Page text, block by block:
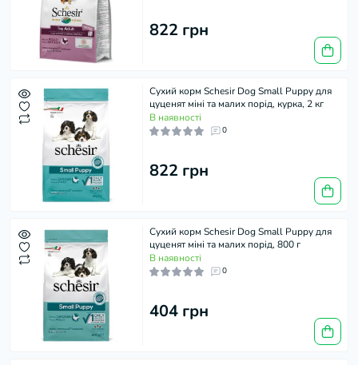
822 грн
Сухий корм Schesir Dog Small Puppy для
цуценят міні та малих порід, курка, 2 кг
В наявності
0
822 грн
Сухий корм Schesir Dog Small Puppy для
цуценят міні та малих порід, 800 г
В наявності
0
404 грн